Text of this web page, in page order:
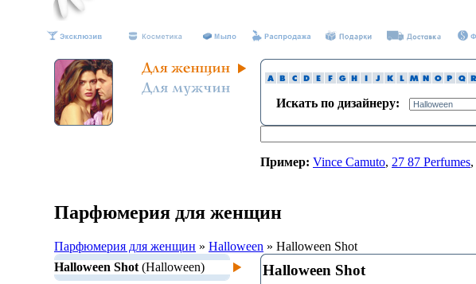
Искать по дизайнеру:
Пример: Vince Camuto, 27 87 Perfumes,
Парфюмерия для женщин
Парфюмерия для женщин » Halloween » Halloween Shot
Halloween Shot (Halloween) Halloween Shot